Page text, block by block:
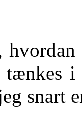
tænkes
snart